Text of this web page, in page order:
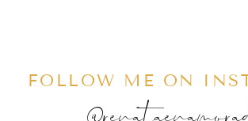
FOLLOW ME ON